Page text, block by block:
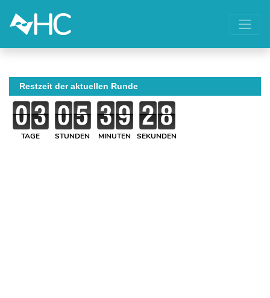
Restzeit der aktuellen Runde
TAGE STUNDEN MINUTEN SEKUNDEN